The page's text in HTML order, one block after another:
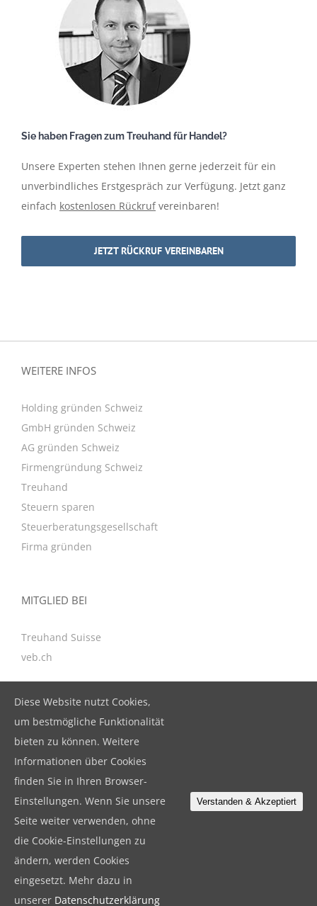
Sie haben Fragen zum Treuhand für Handel?
Unsere Experten stehen Ihnen gerne jederzeit für ein
unverbindliches Erstgespräch zur Verfügung. Jetzt ganz
einfach kostenlosen Rückrufvereinbaren!
JETZT RÜCKRUF VEREINBAREN
WEITERE INFOS
Holding gründen Schweiz
GmbH gründen Schweiz
AG gründen Schweiz
Firmengründung Schweiz
Treuhand
Steuern sparen
Steuerberatungsgesellschaft
Firma gründen
MITGLIED BEI
Treuhand Suisse
veb.ch
KONTAKT
BeBuFina GmbH
Birkenstrasse 47, CH-6343 Rotkreuz
T. +41 41 799 79 19
F. +41 41 799 79 18
info@bebufina.ch
© Copyright 2026 BeBuFina GmbH |
Diese Website nutzt Cookies,
um bestmögliche Funktionalität
bieten zu können. Weitere
Informationen über Cookies
finden Sie in Ihren Browser-
Einstellungen. Wenn Sie unsere
Seite weiter verwenden, ohne
die Cookie-Einstellungen zu
ändern, werden Cookies
eingesetzt. Mehr dazu in
unserer Datenschutzerklärung
Verstanden & Akzeptiert